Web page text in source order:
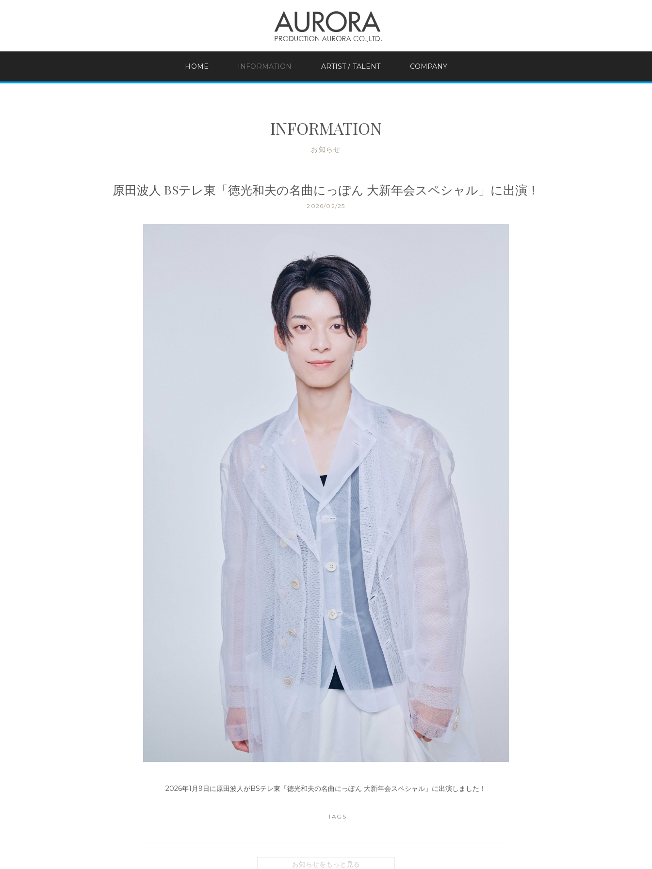
HOME INFORMATION ARTIST / TALENT COMPANY
INFORMATION
お知らせ
原田波人 BSテレ東「徳光和夫の名曲にっぽん 大新年会スペシャル」に出演！
2026/02/25
2026年1月9日に原田波人がBSテレ東「徳光和夫の名曲にっぽん 大新年会スペシャル」に出演しました！
TAGS:
お知らせをもっと見る